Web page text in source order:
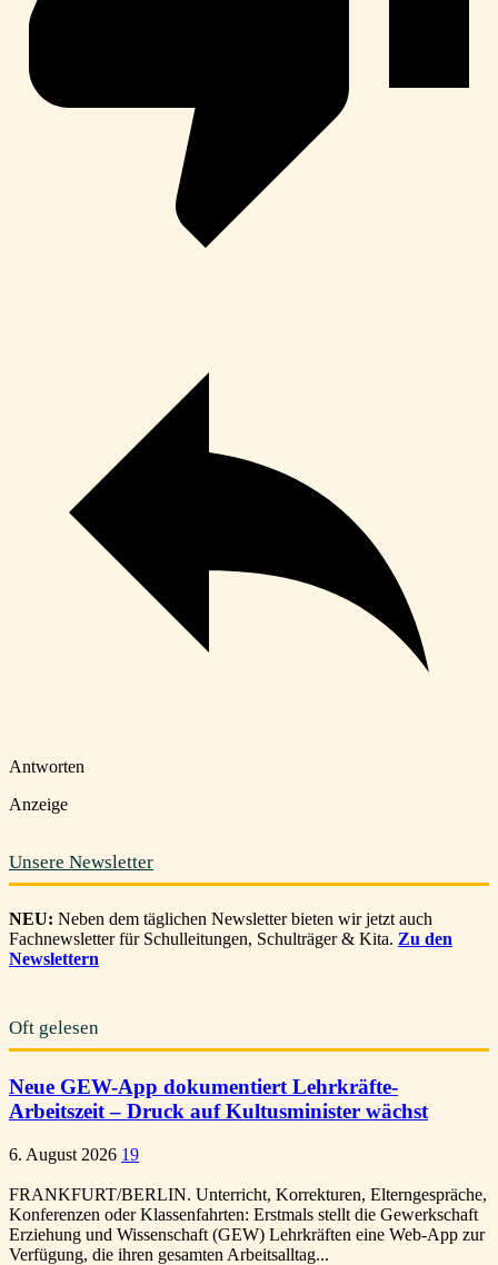
Antworten
Anzeige
Unsere Newsletter
NEU: Neben dem täglichen Newsletter bieten wir jetzt auch
Fachnewsletter für Schulleitungen, Schulträger & Kita. Zu den
Newslettern
Oft gelesen
Neue GEW-App dokumentiert Lehrkräfte-
Arbeitszeit – Druck auf Kultusminister wächst
6. August 2026 19
FRANKFURT/BERLIN. Unterricht, Korrekturen, Elterngespräche,
Konferenzen oder Klassenfahrten: Erstmals stellt die Gewerkschaft
Erziehung und Wissenschaft (GEW) Lehrkräften eine Web-App zur
Verfügung, die ihren gesamten Arbeitsalltag...